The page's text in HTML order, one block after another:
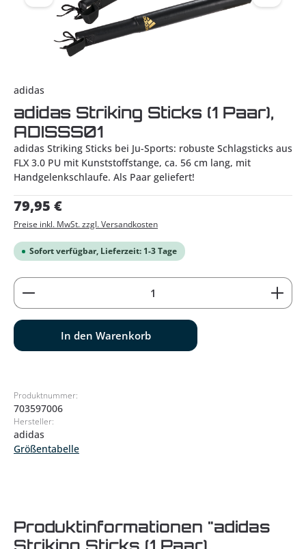
adidas
adidas Striking Sticks (1 Paar),
ADISSS01
adidas Striking Sticks bei Ju-Sports: robuste Schlagsticks aus
FLX 3.0 PU mit Kunststoffstange, ca. 56 cm lang, mit
Handgelenkschlaufe. Als Paar geliefert!
Regulärer Preis:
79,95 €
Preise inkl. MwSt. zzgl. Versandkosten
Sofort verfügbar, Lieferzeit: 1-3 Tage
Produkt Anzahl: Gib den gewünschten Wert ein
In den Warenkorb
Produktnummer:
703597006
Hersteller:
adidas
Größentabelle
Produktinformationen "adidas